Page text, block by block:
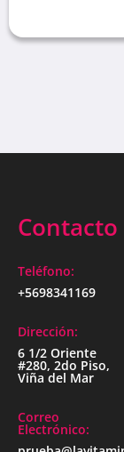
Contacto
Teléfono:
+5698341169
Dirección:
6 1/2 Oriente
#280, 2do Piso,
Viña del Mar
Correo
Electrónico: